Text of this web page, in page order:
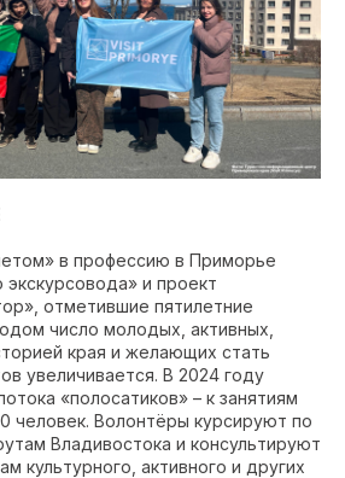
в профессию в Приморье
и проект
отметившие пятилетние
число молодых, активных,
края и желающих стать
увеличивается. В 2024 году
«полосатиков» – к занятиям
человек. Волонтёры курсируют по
Владивостока и консультируют
культурного, активного и других